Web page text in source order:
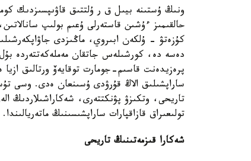
حالقىمىز ءۇشىن قاستەرلى ۇعىم بولىپ
كۇزەتۋ - ۇلكەن ابىروي، ماڭىزدى
دەسە دە، كورشىلەس جاتقان مەملەكەتتەردە
پرەزيدەنت قاسىم-جومارت توقايەۆ ورتالىق
ساراپشىلىق الاڭ قۇرۋدى ۇسىنعان ەدى. وسى
تاريحى، وتكىزۋ پۋنكتتەرى، شەكاراشىلاردىڭ
تولىعىراق قازاقپارات ساراپشىسىنىڭ ماتەريالىندا.
شەكارا قىزمەتىنىڭ تاريحى